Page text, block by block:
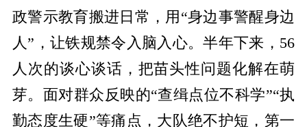
政警示教育搬进日常，用“身边事警醒身边
人”，让铁规禁令入脑入心。半年下来，56
人次的谈心谈话，把苗头性问题化解在萌
芽。面对群众反映的“查缉点位不科学”“执
勤态度生硬”等痛点，大队绝不护短，第一